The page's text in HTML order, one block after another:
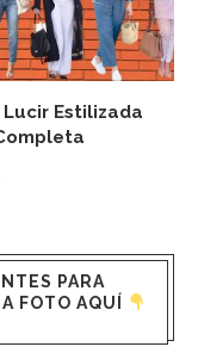
Lucir Estilizada
PARA
FOTO AQUÍ